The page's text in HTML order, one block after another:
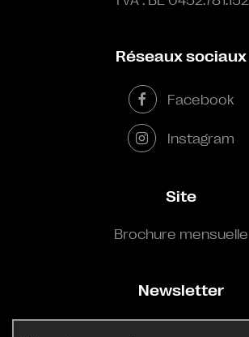
Réseaux sociaux
Facebook
Instagram
Site
Brochure mensuelle
Newsletter